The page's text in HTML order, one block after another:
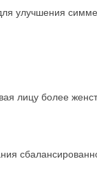
улучшения
лицу более